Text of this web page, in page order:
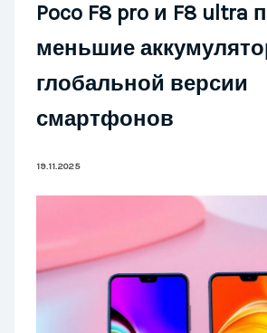
Poco F8 pro и F8 ultra
меньшие
глобальной версии
смартфонов
19.11.2025